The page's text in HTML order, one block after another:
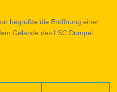
begrüßte die Eröffnung einer
Gelände des LSC Dümpel.